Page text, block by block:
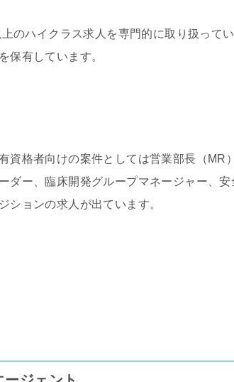
のハイクラス求人を専門的に取り扱って
保有しています。
資格者向けの案件としては営業部長（MR
ダー、臨床開発グループマネージャー、
ションの求人が出ています。